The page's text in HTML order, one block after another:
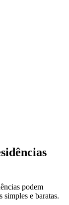
podem
simples e baratas.